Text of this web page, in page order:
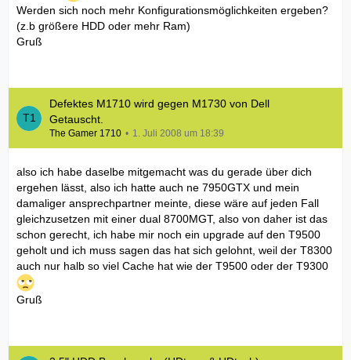
Werden sich noch mehr Konfigurationsmöglichkeiten ergeben?
(z.b größere HDD oder mehr Ram)
Gruß
Defektes M1710 wird gegen M1730 von Dell
Getauscht.
The Gamer 1710 1. Juli 2008 um 18:39
also ich habe daselbe mitgemacht was du gerade über dich
ergehen lässt, also ich hatte auch ne 7950GTX und mein
damaliger ansprechpartner meinte, diese wäre auf jeden Fall
gleichzusetzen mit einer dual 8700MGT, also von daher ist das
schon gerecht, ich habe mir noch ein upgrade auf den T9500
geholt und ich muss sagen das hat sich gelohnt, weil der T8300
auch nur halb so viel Cache hat wie der T9500 oder der T9300
Gruß